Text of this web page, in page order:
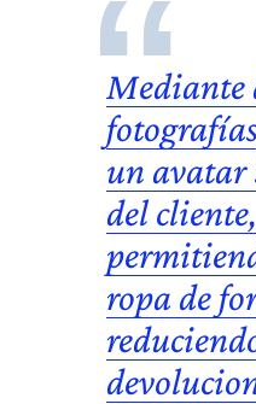
Mediante
un avatar
del cliente,
ropa de